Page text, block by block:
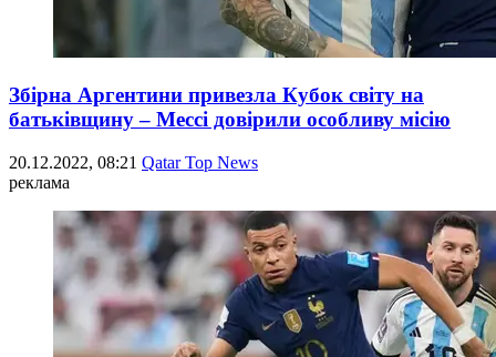
Збірна Аргентини привезла Кубок світу на
батьківщину – Мессі довірили особливу місію
20.12.2022, 08:21 Qatar Top News
реклама